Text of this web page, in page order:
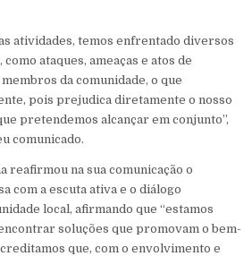
atividades, temos enfrentado diversos
ataques, ameaças e atos de
da comunidade, o que
pois prejudica diretamente o nosso
pretendemos alcançar em conjunto”,
comunicado.
reafirmou na sua comunicação o
com a escuta ativa e o diálogo
local, afirmando que “estamos
soluções que promovam o bem-
que, com o envolvimento e